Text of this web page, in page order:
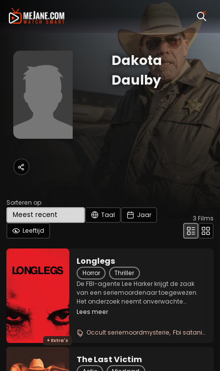
Dakota
Daulby
Sorteren op
Taal
Jaar
Leeftijd
3 Films
+ Extra's
Longlegs
Horror
Thriller
De FBI-agente Lee Harker krijgt de zaak
van een seriemoordenaar toegewezen.
Het onderzoek neemt onverwachte
wendingen en er is zelfs sprake van
persoonlijke band heeft met de
moordenaar. De tijd dringt om...
Lees meer
Occult seriemoordmysterie Fbi satanische cult
The Last Victim